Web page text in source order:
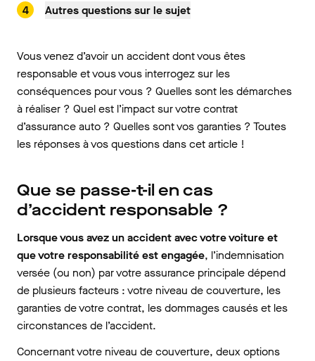
Autres questions sur le sujet
Vous venez d’avoir un accident dont vous êtes
responsable et vous vous interrogez sur les
conséquences pour vous ? Quelles sont les démarches
à réaliser ? Quel est l’impact sur votre contrat
d’assurance auto ? Quelles sont vos garanties ? Toutes
les réponses à vos questions dans cet article !
Que se passe-t-il en cas
d’accident responsable ?
Lorsque vous avez un accident avec votre voiture et
que votre responsabilité est engagée, l’indemnisation
versée (ou non) par votre assurance principale dépend
de plusieurs facteurs : votre niveau de couverture, les
garanties de votre contrat, les dommages causés et les
circonstances de l’accident.
Concernant votre niveau de couverture, deux options